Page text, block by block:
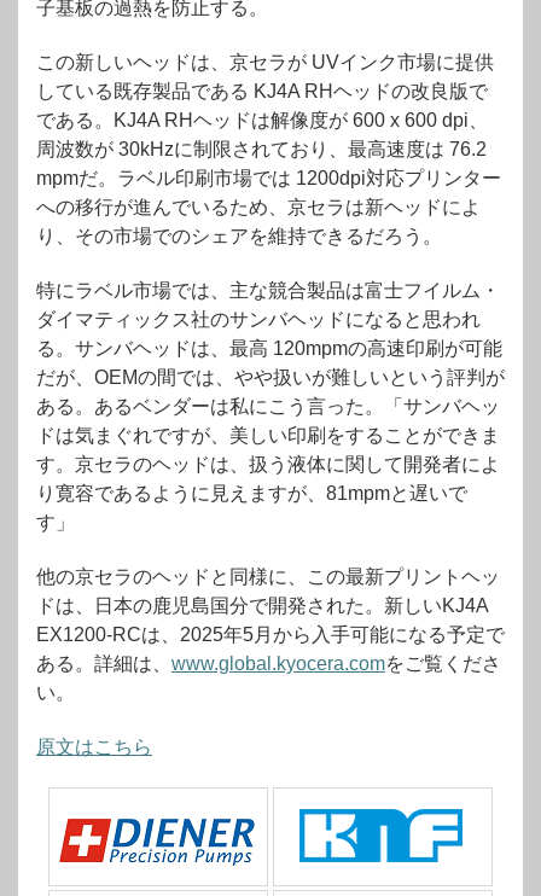
子基板の過熱を防止する。
この新しいヘッドは、京セラが UVインク市場に提供
している既存製品である KJ4A RHヘッドの改良版で
である。KJ4A RHヘッドは解像度が 600 x 600 dpi、
周波数が 30kHzに制限されており、最高速度は 76.2
mpmだ。ラベル印刷市場では 1200dpi対応プリンター
への移行が進んでいるため、京セラは新ヘッドによ
り、その市場でのシェアを維持できるだろう。
特にラベル市場では、主な競合製品は富士フイルム・
ダイマティックス社のサンバヘッドになると思われ
る。サンバヘッドは、最高 120mpmの高速印刷が可能
だが、OEMの間では、やや扱いが難しいという評判が
ある。あるベンダーは私にこう言った。「サンバヘッ
ドは気まぐれですが、美しい印刷をすることができま
す。京セラのヘッドは、扱う液体に関して開発者によ
り寛容であるように見えますが、81mpmと遅いで
す」
他の京セラのヘッドと同様に、この最新プリントヘッ
ドは、日本の鹿児島国分で開発された。新しいKJ4A
EX1200-RCは、2025年5月から入手可能になる予定で
ある。詳細は、 www.global.kyocera.comをご覧くださ
い。
原文はこちら